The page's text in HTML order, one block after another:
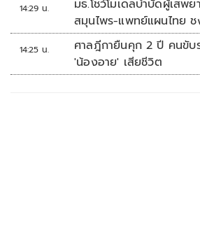
14:29 น.
มธ.โชว์โมเดลบำบัดผู้เสพ
สมุนไพร-แพทย์แผนไทย ช
14:25 น.
ศาลฎีกายืนคุก 2 ปี คนขั
'น้องอาย' เสียชีวิต